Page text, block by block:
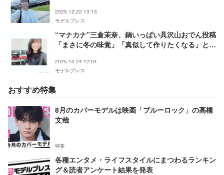
2025.12.22 13:13
モデルプレス
“マナカナ”三倉茉奈、鍋いっぱい具沢山おでん投稿
「まさに冬の味覚」「真似して作りたくなる」と反
2025.10.24 12:04
モデルプレス
おすすめ特集
8月のカバーモデルは映画「ブルーロック」の高橋
文哉
特集
各種エンタメ・ライフスタイルにまつわるランキン
グ＆読者アンケート結果を発表